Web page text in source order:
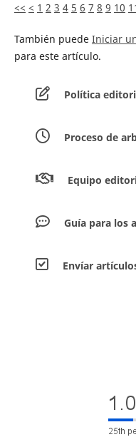
<< < 1 2 3 4 5 6 7 8 9 10
También puede Iniciar
para este artículo.
Política
Proceso de
Equipo
Guía para los
Envíar